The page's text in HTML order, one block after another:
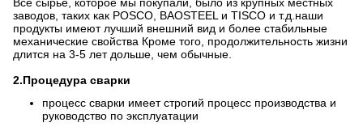
заводов, таких как POSCO, BAOSTEEL и TISCO и т.д.наши
продукты имеют лучший внешний вид и более стабильные
механические свойства Кроме того, продолжительность жизни
длится на 3-5 лет дольше, чем обычные.
2.Процедура сварки
процесс сварки имеет строгий процесс производства и
руководство по эксплуатации